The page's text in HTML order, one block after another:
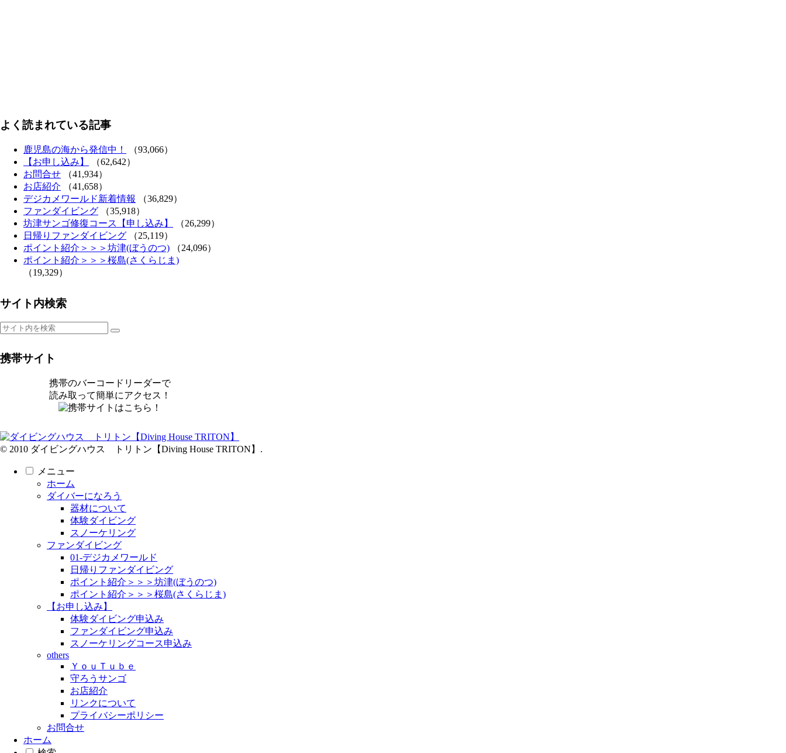
よく読まれている記事
鹿児島の海から発信中！
（93,066）
【お申し込み】
（62,642）
お問合せ （41,934）
お店紹介 （41,658）
デジカメワールド新着情報
（36,829）
ファンダイビング （35,918）
坊津サンゴ修復コース【申し込み】
（26,299）
日帰りファンダイビング （25,119）
ポイント紹介＞＞＞坊津(ぼうのつ) （24,096）
ポイント紹介＞＞＞桜島(さくらじま)
（19,329）
サイト内検索
携帯サイト
携帯のバーコードリーダーで
読み取って簡単にアクセス！
© 2010 ダイビングハウス トリトン【Diving House TRITON】.
メニュー
ホーム
ダイバーになろう
器材について
体験ダイビング
スノーケリング
ファンダイビング
01-デジカメワールド
日帰りファンダイビング
ポイント紹介＞＞＞坊津(ぼうのつ)
ポイント紹介＞＞＞桜島(さくらじま)
【お申し込み】
体験ダイビング申込み
ファンダイビング申込み
スノーケリングコース申込み
others
ＹｏｕＴｕｂｅ
守ろうサンゴ
お店紹介
リンクについて
プライバシーポリシー
お問合せ
ホーム